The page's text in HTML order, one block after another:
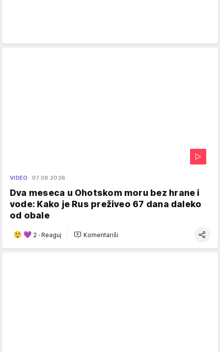
VIDEO 07.08.2026.
Dva meseca u Ohotskom moru bez hrane i
vode: Kako je Rus preživeo 67 dana daleko
od obale
2 · Reaguj Komentariši